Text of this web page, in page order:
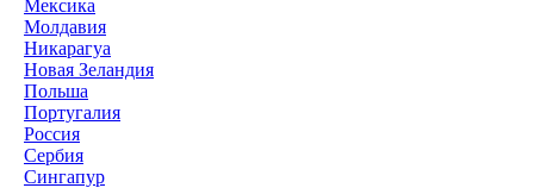
Мексика
Молдавия
Никарагуа
Новая Зеландия
Польша
Португалия
Россия
Сербия
Сингапур